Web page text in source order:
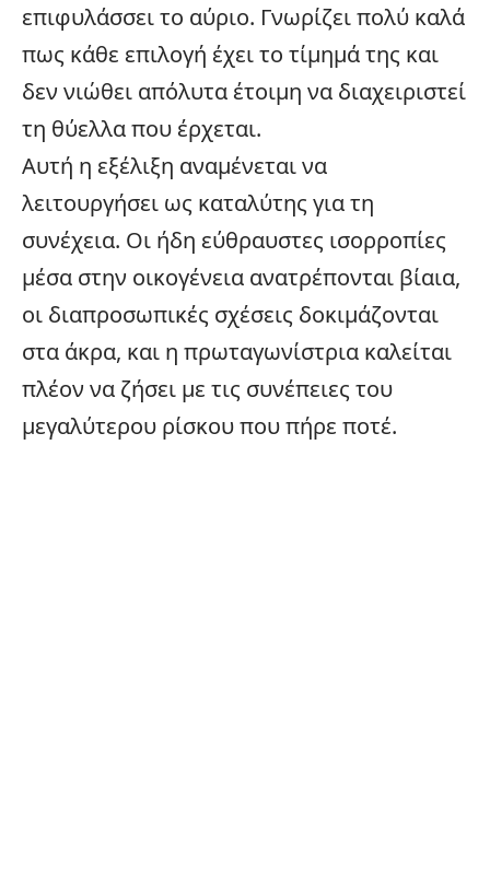
επιφυλάσσει το αύριο. Γνωρίζει πολύ καλά
πως κάθε επιλογή έχει το τίμημά της και
δεν νιώθει απόλυτα έτοιμη να διαχειριστεί
τη θύελλα που έρχεται.
Αυτή η εξέλιξη αναμένεται να
λειτουργήσει ως καταλύτης για τη
συνέχεια. Οι ήδη εύθραυστες ισορροπίες
μέσα στην οικογένεια ανατρέπονται βίαια,
οι διαπροσωπικές σχέσεις δοκιμάζονται
στα άκρα, και η πρωταγωνίστρια καλείται
πλέον να ζήσει με τις συνέπειες του
μεγαλύτερου ρίσκου που πήρε ποτέ.